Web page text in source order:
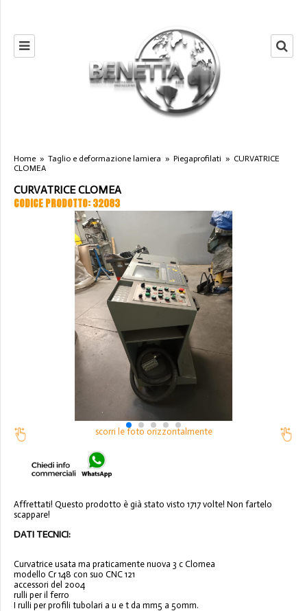
Home » Taglio e deformazione lamiera » Piegaprofilati » CURVATRICE
CLOMEA
CURVATRICE CLOMEA
CODICE PRODOTTO: 32083
scorri le foto orizzontalmente
Affrettati! Questo prodotto è già stato visto 1717 volte! Non fartelo
scappare!
DATI TECNICI:
Curvatrice usata ma praticamente nuova 3 c Clomea
modello Cr 148 con suo CNC 121
accessori del 2004
rulli per il ferro
I rulli per profili tubolari a u e t da mm5 a 50mm.